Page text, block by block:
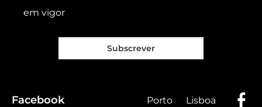
em vigor
Subscrever
Facebook Porto Lisboa